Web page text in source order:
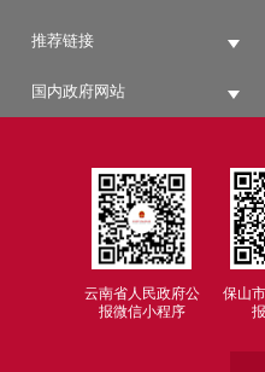
推荐链接
国内政府网站
云南省人民政府公
报微信小程序
保山